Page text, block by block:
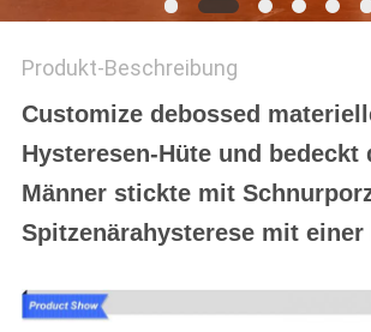
Produkt-Beschreibung
Customize debossed
Hysteresen-Hüte und bedeckt
Männer stickte mit
Spitzenärahysterese mit einer